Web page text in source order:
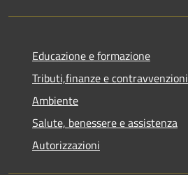
Educazione e formazione
Tributi,finanze e contravvenzioni
Ambiente
Salute, benessere e assistenza
Autorizzazioni